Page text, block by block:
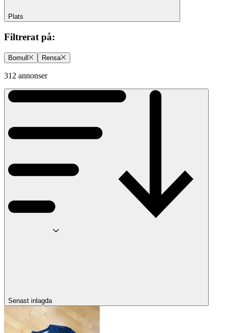
Plats
Filtrerat på:
Bomull Rensa
312 annonser
Senast inlagda